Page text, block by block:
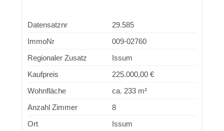
Datensatznr
29.585
ImmoNr
009-02760
Regionaler Zusatz
Issum
Kaufpreis
225.000,00 €
Wohnfläche
ca. 233 m²
Anzahl Zimmer
8
Ort
Issum